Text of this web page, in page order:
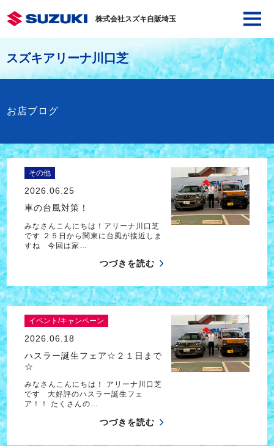
株式会社スズキ自販埼玉
スズキアリーナ川口芝
お店ブログ
その他
2026.06.25
車の台風対策！
みなさんこんにちは！アリーナ川口芝
です ２５日から関東に台風が接近しま
すね 今回は家…
つづきを読む
イベント/キャンペーン
2026.06.18
ハスラー誕生フェア☆２１日まで
☆
みなさんこんにちは！ アリーナ川口芝
です 大好評のハスラー誕生フェ
ア！！ たくさんの…
つづきを読む